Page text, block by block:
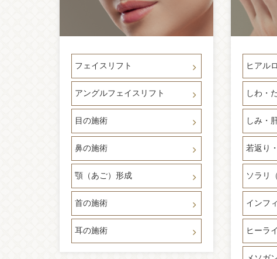
フェイスリフト
アングルフェイスリフト
目の施術
鼻の施術
顎（あご）形成
首の施術
耳の施術
ヒアル
しわ・
しみ・
若返り
ソラリ
インフ
ヒーラ